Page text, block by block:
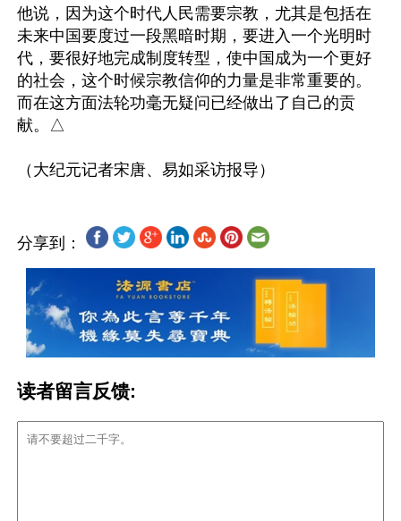
他说，因为这个时代人民需要宗教，尤其是包括在
未来中国要度过一段黑暗时期，要进入一个光明时
代，要很好地完成制度转型，使中国成为一个更好
的社会，这个时候宗教信仰的力量是非常重要的。
而在这方面法轮功毫无疑问已经做出了自己的贡
献。△
分享到：
读者留言反馈: